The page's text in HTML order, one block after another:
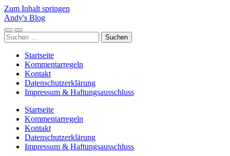
Zum Inhalt springen
Andy's Blog
Mobile-
Menü
Suchfeld
ein-/ausblenden
Suchen
nach:
Startseite
Kommentarregeln
Kontakt
Datenschutzerklärung
Impressum & Haftungsausschluss
Startseite
Kommentarregeln
Kontakt
Datenschutzerklärung
Impressum & Haftungsausschluss